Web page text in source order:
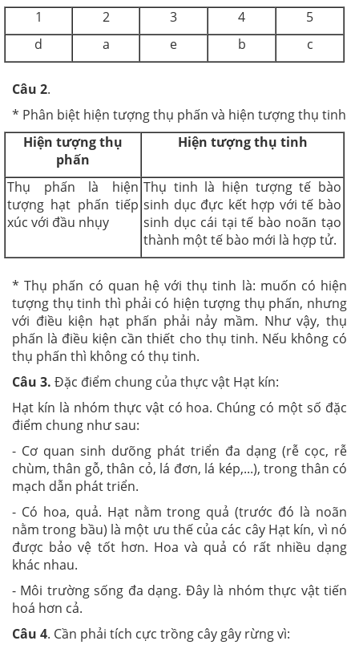
1
2 3 4
5
d
a e b c
Câu 2.
* Phân biệt hiện tượng thụ phấn và hiện tượng thụ tinh
Hiện tượng thụ
phấn
Hiện tượng thụ tinh
Thụ phấn là hiện
tượng hạt phấn tiếp
xúc với đầu nhụy
Thụ tinh là hiện tượng tế bào
sinh dục đực kết hợp với tế bào
sinh dục cái tại tế bào noãn tạo
thành một tế bào mới là hợp tử.
* Thụ phấn có quan hệ với thụ tinh là: muốn có hiện
tượng thụ tinh thì phải có hiện tượng thụ phấn, nhưng
với điều kiện hạt phấn phải nảy mầm. Như vậy, thụ
phấn là điều kiện cần thiết cho thụ tinh. Nếu không có
thụ phấn thì không có thụ tinh.
Câu 3. Đặc điểm chung của thực vật Hạt kín:
Hạt kín là nhóm thực vật có hoa. Chúng có một số đặc
điểm chung như sau:
- Cơ quan sinh dưõng phát triển đa dạng (rễ cọc, rễ
chùm, thân gỗ, thân cỏ, lá đơn, lá kép,...), trong thân có
mạch dẫn phát triển.
- Có hoa, quả. Hạt nằm trong quả (trước đó là noãn
nằm trong bầu) là một ưu thế của các cây Hạt kín, vì nó
được bảo vệ tốt hơn. Hoa và quả có rất nhiều dạng
khác nhau.
- Môi trường sống đa dạng. Đây là nhóm thực vật tiến
hoá hơn cả.
Câu 4. Cần phải tích cực trồng cây gây rừng vì: